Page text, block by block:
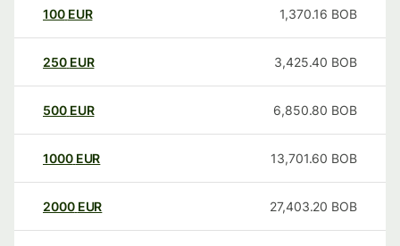
100 EUR 1,370.16 BOB
250 EUR 3,425.40 BOB
500 EUR 6,850.80 BOB
1000 EUR 13,701.60 BOB
2000 EUR 27,403.20 BOB